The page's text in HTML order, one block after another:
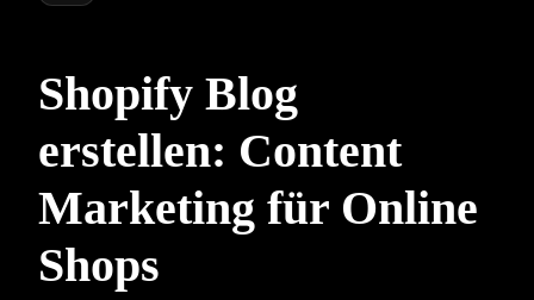
Shopify Blog
erstellen: Content
Marketing für Online
Shops